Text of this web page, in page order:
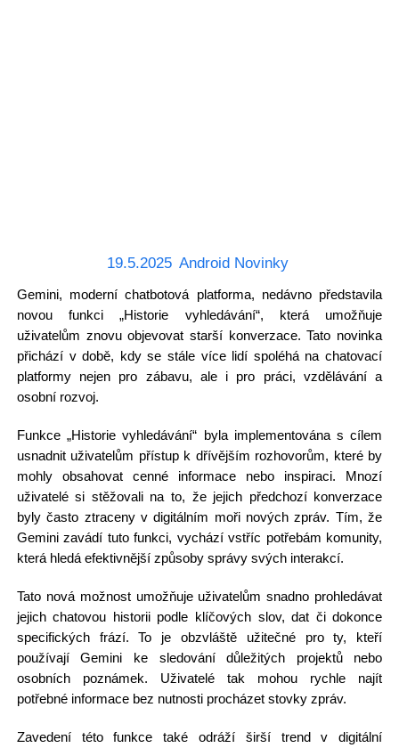
19.5.2025 Android Novinky
Gemini, moderní chatbotová platforma, nedávno představila
novou funkci „Historie vyhledávání“, která umožňuje
uživatelům znovu objevovat starší konverzace. Tato novinka
přichází v době, kdy se stále více lidí spoléhá na chatovací
platformy nejen pro zábavu, ale i pro práci, vzdělávání a
osobní rozvoj.
Funkce „Historie vyhledávání“ byla implementována s cílem
usnadnit uživatelům přístup k dřívějším rozhovorům, které by
mohly obsahovat cenné informace nebo inspiraci. Mnozí
uživatelé si stěžovali na to, že jejich předchozí konverzace
byly často ztraceny v digitálním moři nových zpráv. Tím, že
Gemini zavádí tuto funkci, vychází vstříc potřebám komunity,
která hledá efektivnější způsoby správy svých interakcí.
Tato nová možnost umožňuje uživatelům snadno prohledávat
jejich chatovou historii podle klíčových slov, dat či dokonce
specifických frází. To je obzvláště užitečné pro ty, kteří
používají Gemini ke sledování důležitých projektů nebo
osobních poznámek. Uživatelé tak mohou rychle najít
potřebné informace bez nutnosti procházet stovky zpráv.
Zavedení této funkce také odráží širší trend v digitální